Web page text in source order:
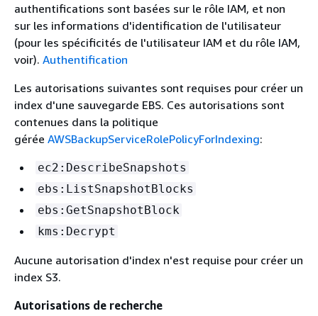
authentifications sont basées sur le rôle IAM, et non
sur les informations d'identification de l'utilisateur
(pour les spécificités de l'utilisateur IAM et du rôle IAM,
voir). Authentification
Les autorisations suivantes sont requises pour créer un
index d'une sauvegarde EBS. Ces autorisations sont
contenues dans la politique
gérée AWSBackupServiceRolePolicyForIndexing:
ec2:DescribeSnapshots
ebs:ListSnapshotBlocks
ebs:GetSnapshotBlock
kms:Decrypt
Aucune autorisation d'index n'est requise pour créer un
index S3.
Autorisations de recherche